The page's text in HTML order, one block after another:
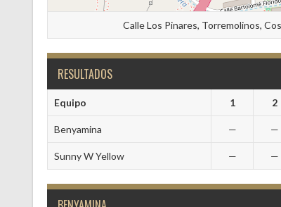
Calle Los Pinares, Torremolinos,
RESULTADOS
Equipo 1 2
Benyamina — —
Sunny W Yellow — —